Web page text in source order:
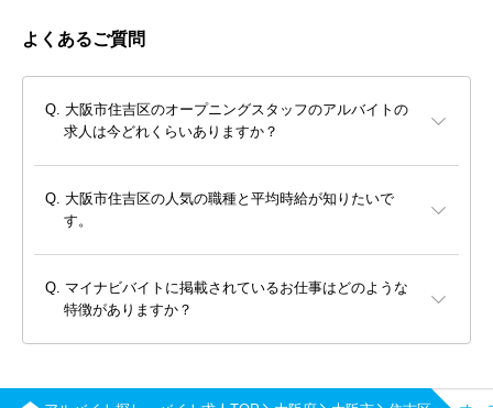
よくあるご質問
大阪市住吉区のオープニングスタッフのアルバイトの
求人は今どれくらいありますか？
大阪市住吉区の人気の職種と平均時給が知りたいで
す。
マイナビバイトに掲載されているお仕事はどのような
特徴がありますか？